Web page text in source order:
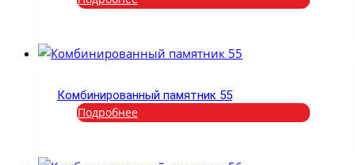
Комбинированный памятник 55
Подробнее